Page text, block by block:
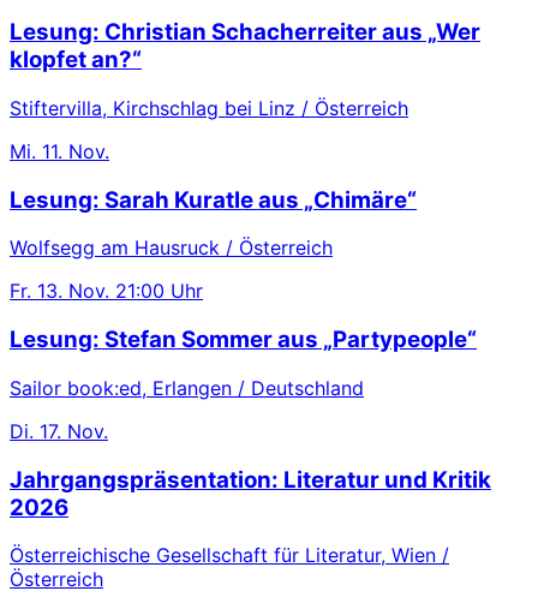
Lesung: Christian Schacherreiter aus „Wer
klopfet an?“
Stiftervilla, Kirchschlag bei Linz / Österreich
Mi. 11. Nov.
Lesung: Sarah Kuratle aus „Chimäre“
Wolfsegg am Hausruck / Österreich
Fr. 13. Nov. 21:00 Uhr
Lesung: Stefan Sommer aus „Partypeople“
Sailor book:ed, Erlangen / Deutschland
Di. 17. Nov.
Jahrgangspräsentation: Literatur und Kritik
2026
Österreichische Gesellschaft für Literatur, Wien /
Österreich